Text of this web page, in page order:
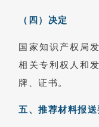
（四）决定
国家知识产权局
相关专利权人和
牌、证书。
五、推荐材料报